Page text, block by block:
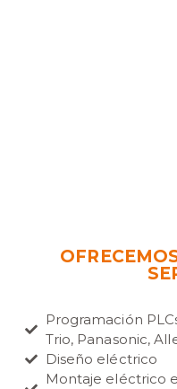
Programación
Trio, Panasonic,
Diseño eléctrico
Montaje eléctrico